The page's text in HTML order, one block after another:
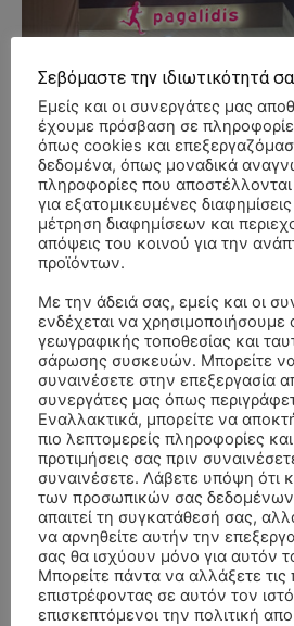
- Advertisment -
Σεβόμαστε την ιδιωτικότητά
Εμείς και οι συνεργάτες μας
έχουμε πρόσβαση σε
όπως cookies και
δεδομένα, όπως μοναδικά
πληροφορίες που
για εξατομικευμένες
μέτρηση διαφημίσεων και
απόψεις του κοινού για την
προϊόντων.
Με την άδειά σας, εμείς και οι
ενδέχεται να χρησιμοποιήσουμε
γεωγραφικής τοποθεσίας και
σάρωσης συσκευών. Μπορείτε
συναινέσετε στην επεξεργασία
συνεργάτες μας όπως
Εναλλακτικά, μπορείτε να
πιο λεπτομερείς πληροφορίες
προτιμήσεις σας πριν
συναινέσετε. Λάβετε υπόψη ότι
των προσωπικών σας δεδομένων
απαιτεί τη συγκατάθεσή σας,
να αρνηθείτε αυτήν την
σας θα ισχύουν μόνο για αυτόν
Μπορείτε πάντα να αλλάξετε τις
επιστρέφοντας σε αυτόν τον
επισκεπτόμενοι την πολιτική